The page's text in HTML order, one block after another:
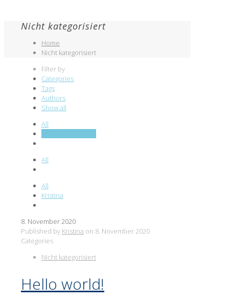
Nicht kategorisiert
Home
Nicht kategorisiert
Filter by
Categories
Tags
Authors
Show all
All
All
All
Kristina
8. November 2020
Published by Kristina on 8. November 2020
Categories
Nicht kategorisiert
Hello world!